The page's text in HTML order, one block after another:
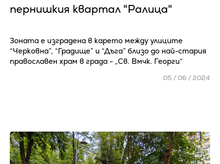
пернишкия квартал "Ралица"
Зоната е изградена в карето между улиците
“Черковна”, “Градище” и “Дъга” близо до най-стария
православен храм в града - „Св. Вмчк. Георги“
05 / 06 / 2024